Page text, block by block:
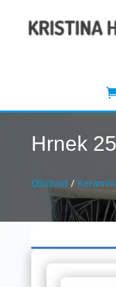
Hrnek
Obchod /